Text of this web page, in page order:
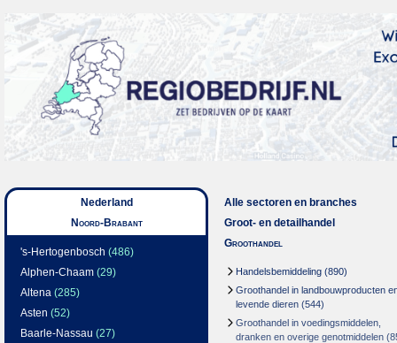
Nederland
Noord-Brabant
's-Hertogenbosch (486)
Alphen-Chaam (29)
Altena (285)
Asten (52)
Baarle-Nassau (27)
Alle sectoren en branches
Groot- en detailhandel
Groothandel
Handelsbemiddeling (890)
Groothandel in landbouwproducten
levende dieren (544)
Groothandel in voedingsmiddelen,
dranken en overige genotmiddelen